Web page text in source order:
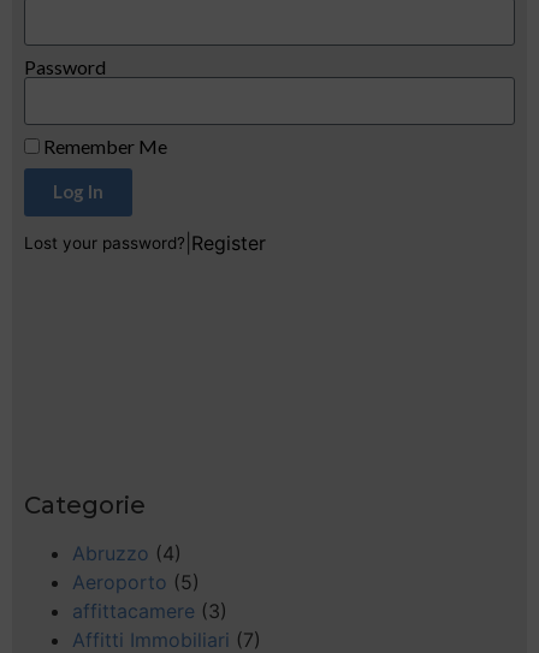
Password
Remember Me
Log In
Lost your password? Register
Categorie
Abruzzo (4)
Aeroporto (5)
affittacamere (3)
Affitti Immobiliari (7)